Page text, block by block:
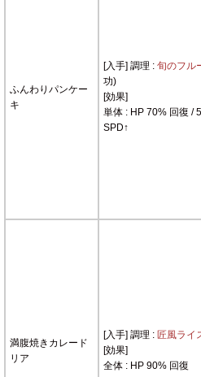
ふんわりパンケー
キ
[入手] 調理 : 旬のフル
功)
[効果]
単体 : HP 70% 回復 /
SPD↑
満腹焼きカレード
リア
[入手] 調理 : 匠風ライ
[効果]
全体 : HP 90% 回復